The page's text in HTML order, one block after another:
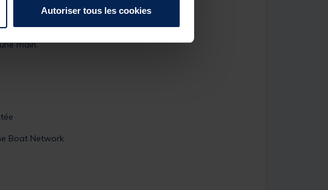
Autoriser tous les cookies
main.
Boat Network